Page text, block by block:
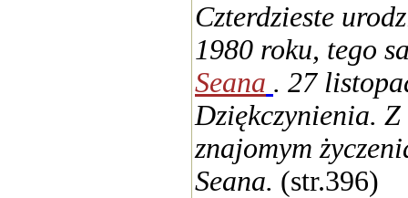
Czterdzieste
1980 roku, tego
Seana . 27
Dziękczynienia.
znajomym
Seana. (str.396)